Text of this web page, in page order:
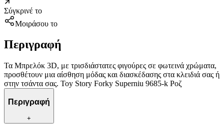
Σύγκρινέ το
Μοιράσου το
Περιγραφή
Τα Μπρελόκ 3D, με τρισδιάστατες φιγούρες σε φωτεινά χρώματα,
προσθέτουν μια αίσθηση μόδας και διασκέδασης στα κλειδιά σας ή
στην τσάντα σας. Toy Story Forky Superniu 9685-k Ροζ
Περιγραφή
+